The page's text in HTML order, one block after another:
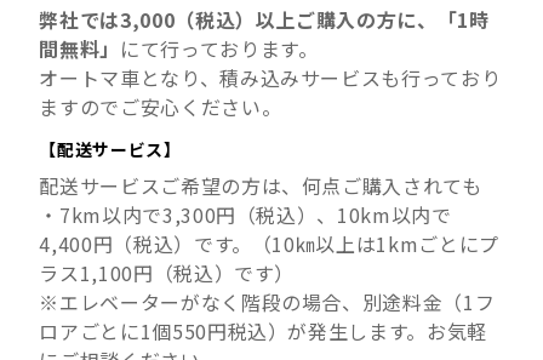
弊社では3,000（税込）以上ご購入の方に、
「1時
間無料」 にて行っております。
オートマ車となり、積み込みサービスも行っており
ますのでご安心ください。
【配送サービス】
配送サービスご希望の方は、何点ご購入されても
・7km以内で3,300円（税込）、10km以内で
4,400円（税込）です。（10㎞以上は1kmごとにプ
ラス1,100円（税込）です）
※エレベーターがなく階段の場合、別途料金（1フ
ロアごとに1個550円税込）が発生します。お気軽